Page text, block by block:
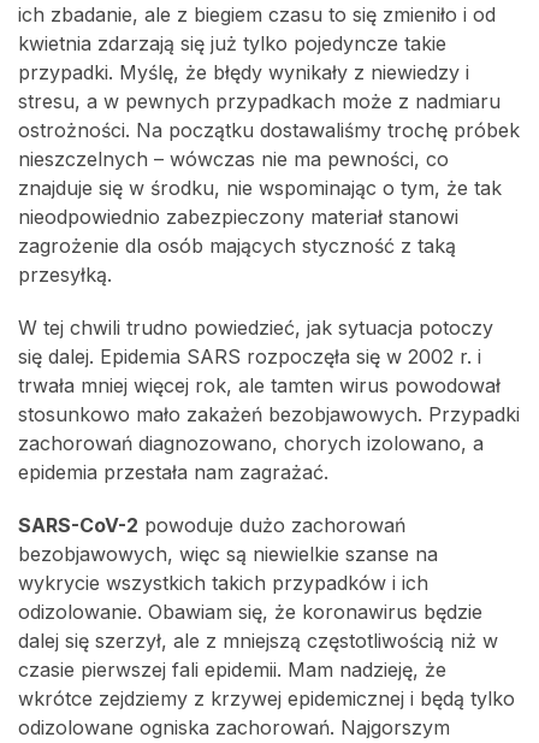
ich zbadanie, ale z biegiem czasu to się zmieniło i od
kwietnia zdarzają się już tylko pojedyncze takie
przypadki. Myślę, że błędy wynikały z niewiedzy i
stresu, a w pewnych przypadkach może z nadmiaru
ostrożności. Na początku dostawaliśmy trochę próbek
nieszczelnych – wówczas nie ma pewności, co
znajduje się w środku, nie wspominając o tym, że tak
nieodpowiednio zabezpieczony materiał stanowi
zagrożenie dla osób mających styczność z taką
przesyłką.
W tej chwili trudno powiedzieć, jak sytuacja potoczy
się dalej. Epidemia SARS rozpoczęła się w 2002 r. i
trwała mniej więcej rok, ale tamten wirus powodował
stosunkowo mało zakażeń bezobjawowych. Przypadki
zachorowań diagnozowano, chorych izolowano, a
epidemia przestała nam zagrażać.
SARS-CoV-2 powoduje dużo zachorowań
bezobjawowych, więc są niewielkie szanse na
wykrycie wszystkich takich przypadków i ich
odizolowanie. Obawiam się, że koronawirus będzie
dalej się szerzył, ale z mniejszą częstotliwością niż w
czasie pierwszej fali epidemii. Mam nadzieję, że
wkrótce zejdziemy z krzywej epidemicznej i będą tylko
odizolowane ogniska zachorowań. Najgorszym